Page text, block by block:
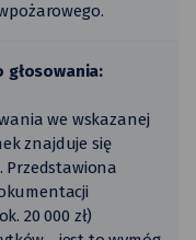
głosowania:
we wskazanej
znajduje się
Przedstawiona
20 000 zł)